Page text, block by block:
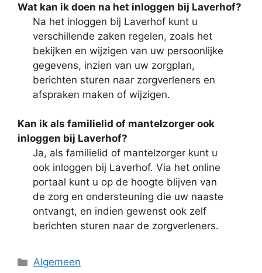
Wat kan ik doen na het inloggen bij Laverhof?
Na het inloggen bij Laverhof kunt u
verschillende zaken regelen, zoals het
bekijken en wijzigen van uw persoonlijke
gegevens, inzien van uw zorgplan,
berichten sturen naar zorgverleners en
afspraken maken of wijzigen.
Kan ik als familielid of mantelzorger ook
inloggen bij Laverhof?
Ja, als familielid of mantelzorger kunt u
ook inloggen bij Laverhof. Via het online
portaal kunt u op de hoogte blijven van
de zorg en ondersteuning die uw naaste
ontvangt, en indien gewenst ook zelf
berichten sturen naar de zorgverleners.
Categorieën
Algemeen